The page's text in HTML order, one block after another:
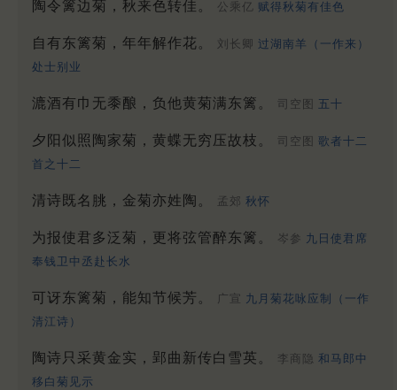
陶令篱边菊，秋来色转佳。 公乘亿 赋得秋菊有佳色
自有东篱菊，年年解作花。 刘长卿 过湖南羊（一作来）
处士别业
漉酒有巾无黍酿，负他黄菊满东篱。 司空图 五十
夕阳似照陶家菊，黄蝶无穷压故枝。 司空图 歌者十二
首之十二
清诗既名朓，金菊亦姓陶。 孟郊 秋怀
为报使君多泛菊，更将弦管醉东篱。 岑参 九日使君席
奉钱卫中丞赴长水
可讶东篱菊，能知节候芳。 广宣 九月菊花咏应制（一作
清江诗）
陶诗只采黄金实，郢曲新传白雪英。 李商隐 和马郎中
移白菊见示